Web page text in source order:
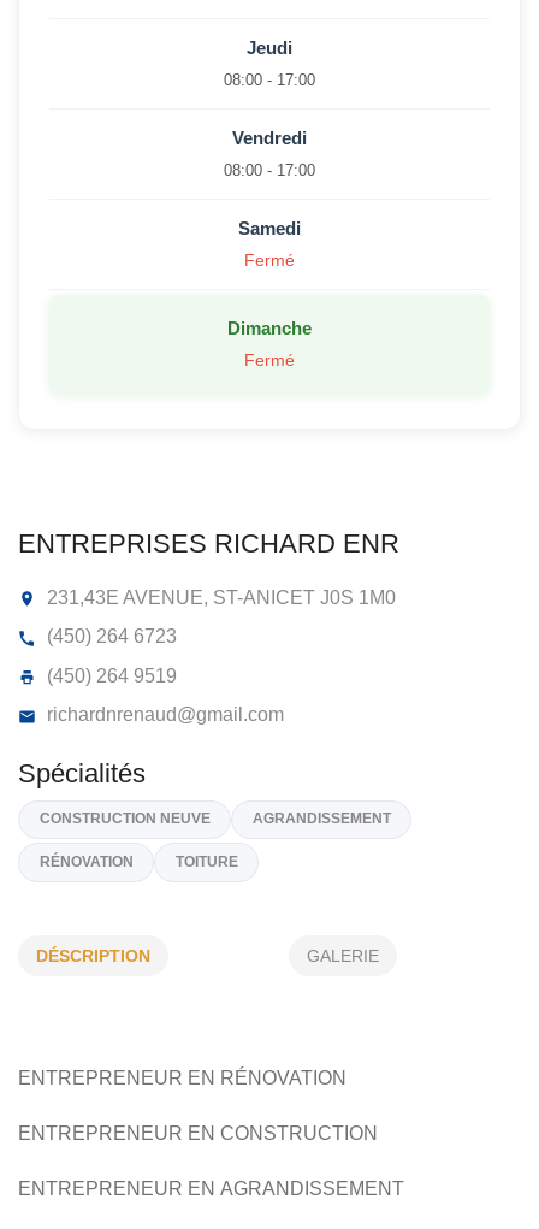
ENTREPRISES RICHARD ENR
231,43E AVENUE, ST-ANICET
(450) 264 6723
(450) 264 9519
RÉNOVATION TOITURE
DÉSCRIPTION GALERIE
ENTREPRENEUR EN RÉNOVATION
ENTREPRENEUR EN CONSTRUCTION
ENTREPRENEUR EN AGRANDISSEMENT
Jeudi
08:00 - 17:00
Vendredi
08:00 - 17:00
Samedi
Fermé
Dimanche
Fermé